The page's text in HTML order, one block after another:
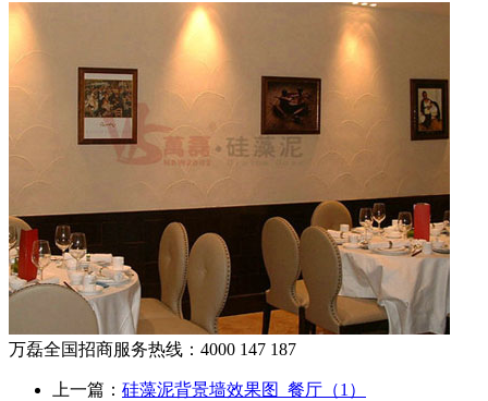
万磊全国招商服务热线： 4000 147 187
上一篇： 硅藻泥背景墙效果图_餐厅（1）